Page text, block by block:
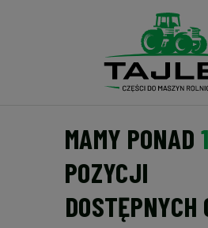
MAMY PONAD
POZYCJI
DOSTĘPNYCH